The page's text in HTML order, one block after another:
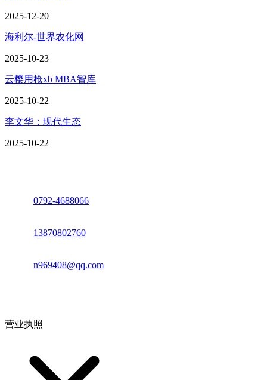
2025-12-20
海利尔-世界农化网
2025-10-23
云樱用枪xb MBA智库
2025-10-22
李文华：现代生态
2025-10-22
0792-4688066
13870802760
n969408@qq.com
营业执照